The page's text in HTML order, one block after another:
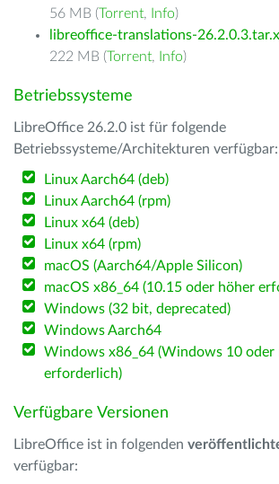
56 MB (Torrent, Info)
libreoffice-translations-
222 MB (Torrent, Info)
Betriebssysteme
LibreOffice 26.2.0 ist für folgende
Betriebssysteme/Architekturen verfügbar:
Linux Aarch64 (deb)
Linux Aarch64 (rpm)
Linux x64 (deb)
Linux x64 (rpm)
macOS (Aarch64/Apple Silicon)
macOS x86_64 (10.15 oder höher
Windows (32 bit, deprecated)
Windows Aarch64
Windows x86_64 (Windows 10 oder
erforderlich)
Verfügbare Versionen
LibreOffice ist in folgenden
verfügbar: